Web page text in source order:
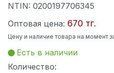
NTIN: 0200197706345
Оптовая цена: 670 тг.
Цену и наличие товара на момент
Есть в наличии
Количество: